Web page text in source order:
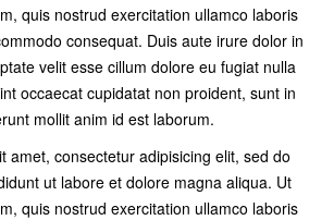
quis nostrud exercitation ullamco laboris
consequat. Duis aute irure dolor in
velit esse cillum dolore eu fugiat nulla
occaecat cupidatat non proident, sunt in
mollit anim id est laborum.
amet, consectetur adipisicing elit, sed do
ut labore et dolore magna aliqua. Ut
quis nostrud exercitation ullamco laboris